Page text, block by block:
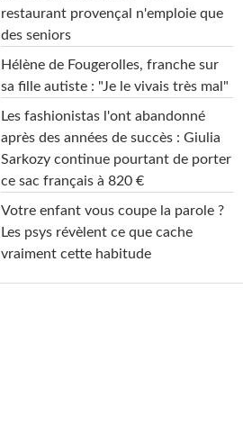
restaurant provençal n'emploie que
des seniors
Hélène de Fougerolles, franche sur
sa fille autiste : "Je le vivais très mal"
Les fashionistas l'ont abandonné
après des années de succès : Giulia
Sarkozy continue pourtant de porter
ce sac français à 820 €
Votre enfant vous coupe la parole ?
Les psys révèlent ce que cache
vraiment cette habitude